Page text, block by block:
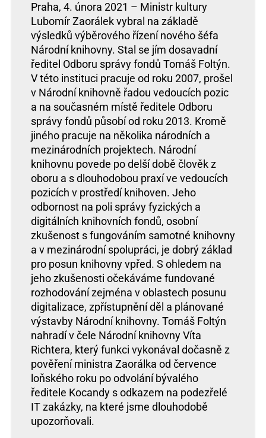
Praha, 4. února 2021 – Ministr kultury
Lubomír Zaorálek vybral na základě
výsledků výběrového řízení nového šéfa
Národní knihovny. Stal se jím dosavadní
ředitel Odboru správy fondů Tomáš Foltýn.
V této instituci pracuje od roku 2007, prošel
v Národní knihovně řadou vedoucích pozic
a na současném místě ředitele Odboru
správy fondů působí od roku 2013. Kromě
jiného pracuje na několika národních a
mezinárodních projektech. Národní
knihovnu povede po delší době člověk z
oboru a s dlouhodobou praxí ve vedoucích
pozicích v prostředí knihoven. Jeho
odbornost na poli správy fyzických a
digitálních knihovních fondů, osobní
zkušenost s fungováním samotné knihovny
a v mezinárodní spolupráci, je dobrý základ
pro posun knihovny vpřed. S ohledem na
jeho zkušenosti očekáváme fundované
rozhodování zejména v oblastech posunu
digitalizace, zpřístupnění děl a plánované
výstavby Národní knihovny. Tomáš Foltýn
nahradí v čele Národní knihovny Víta
Richtera, který funkci vykonával dočasně z
pověření ministra Zaorálka od července
loňského roku po odvolání bývalého
ředitele Kocandy s odkazem na podezřelé
IT zakázky, na které jsme dlouhodobě
upozorňovali.